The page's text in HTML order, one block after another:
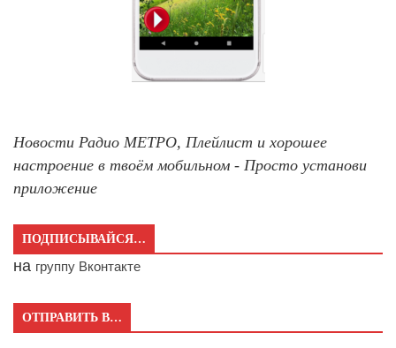
Новости Радио МЕТРО, Плейлист и хорошее
настроение в твоём мобильном - Просто установи
приложение
ПОДПИСЫВАЙСЯ…
на группу Вконтакте
ОТПРАВИТЬ В…